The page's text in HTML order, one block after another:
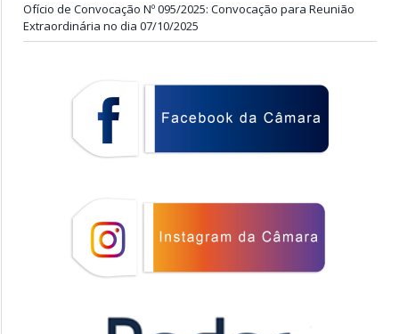
Ofício de Convocação Nº 095/2025: Convocação para Reunião
Extraordinária no dia 07/10/2025